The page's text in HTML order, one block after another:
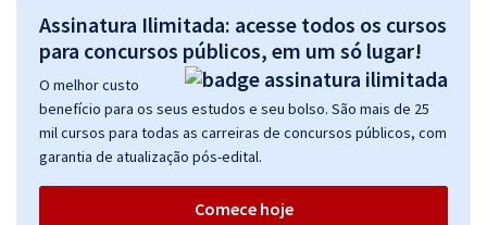
Assinatura Ilimitada: acesse todos os cursos
para concursos públicos, em um só lugar!
O melhor custo
benefício para os seus estudos e seu bolso. São mais de 25
mil cursos para todas as carreiras de concursos públicos, com
garantia de atualização pós-edital.
Comece hoje